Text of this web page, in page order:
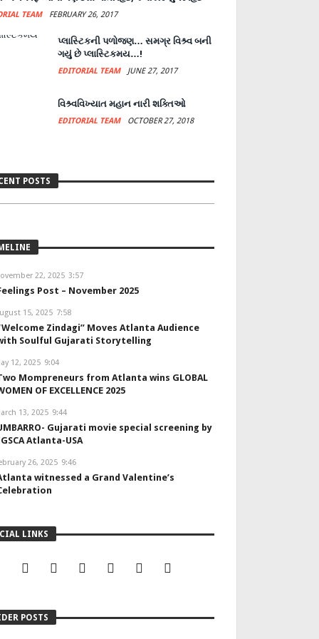
TEAM FEBRUARY 26, 2017
પ્લાસ્ટિકની પળોજણ… સમગ્ર વિશ્ર્વ બની
ગયું છે પ્લાસ્ટિકમય…!
EDITORIAL TEAM JUNE 27, 2017
વિશ્ર્વવિખ્યાત મહાન નારી શક્તિઓ
EDITORIAL TEAM OCTOBER 27, 2018
POSTS
TEAM
22, 2025 3:57
Post – November 2025
15, 2025 7:58
Zindagi” Moves Atlanta Audience
Soulful Gujarati Storytelling
12, 2025 9:04
Mompreneurs from Atlanta wins GLOBAL
OF EXCELLENCE 2025
13, 2025 9:44
Gujarati movie special screening by
Atlanta-USA
26, 2025 9:46
witnessed a Grand Valentine’s
LINKS
POSTS
TEAM